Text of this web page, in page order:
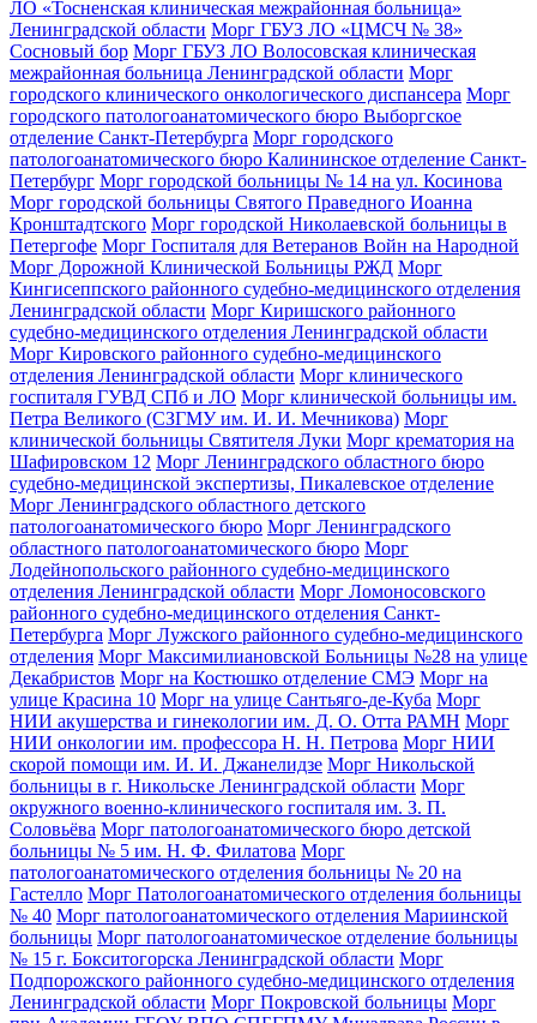
ЛО «Тосненская клиническая межрайонная больница»
Ленинградской области Морг ГБУЗ ЛО «ЦМСЧ № 38»
Сосновый бор Морг ГБУЗ ЛО Волосовская клиническая
межрайонная больница Ленинградской области Морг
городского клинического онкологического диспансера Морг
городского патологоанатомического бюро Выборгское
отделение Санкт-Петербурга Морг городского
патологоанатомического бюро Калининское отделение Санкт-
Петербург Морг городской больницы № 14 на ул. Косинова
Морг городской больницы Святого Праведного Иоанна
Кронштадтского Морг городской Николаевской больницы в
Петергофе Морг Госпиталя для Ветеранов Войн на Народной
Морг Дорожной Клинической Больницы РЖД Морг
Кингисеппского районного судебно-медицинского отделения
Ленинградской области Морг Киришского районного
судебно-медицинского отделения Ленинградской области
Морг Кировского районного судебно-медицинского
отделения Ленинградской области Морг клинического
госпиталя ГУВД СПб и ЛО Морг клинической больницы им.
Петра Великого (СЗГМУ им. И. И. Мечникова) Морг
клинической больницы Святителя Луки Морг крематория на
Шафировском 12 Морг Ленинградского областного бюро
судебно-медицинской экспертизы, Пикалевское отделение
Морг Ленинградского областного детского
патологоанатомического бюро Морг Ленинградского
областного патологоанатомического бюро Морг
Лодейнопольского районного судебно-медицинского
отделения Ленинградской области Морг Ломоносовского
районного судебно-медицинского отделения Санкт-
Петербурга Морг Лужского районного судебно-медицинского
отделения Морг Максимилиановской Больницы №28 на улице
Декабристов Морг на Костюшко отделение СМЭ Морг на
улице Красина 10 Морг на улице Сантьяго-де-Куба Морг
НИИ акушерства и гинекологии им. Д. О. Отта РАМН Морг
НИИ онкологии им. профессора Н. Н. Петрова Морг НИИ
скорой помощи им. И. И. Джанелидзе Морг Никольской
больницы в г. Никольске Ленинградской области Морг
окружного военно-клинического госпиталя им. З. П.
Соловьёва Морг патологоанатомического бюро детской
больницы № 5 им. Н. Ф. Филатова Морг
патологоанатомического отделения больницы № 20 на
Гастелло Морг Патологоанатомического отделения больницы
№ 40 Морг патологоанатомического отделения Мариинской
больницы Морг патологоанатомическое отделение больницы
№ 15 г. Бокситогорска Ленинградской области Морг
Подпорожского районного судебно-медицинского отделения
Ленинградской области Морг Покровской больницы Морг